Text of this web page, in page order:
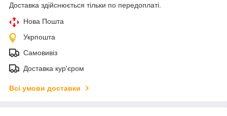
Доставка здійснюється тільки по передоплаті.
Нова Пошта
Укрпошта
Самовивіз
Доставка кур'єром
Всі умови доставки